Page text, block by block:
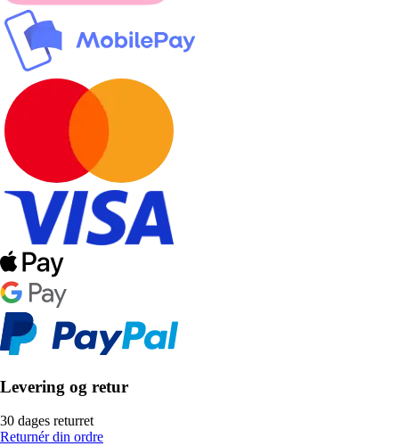
Levering og retur
30 dages returret
Returnér din ordre